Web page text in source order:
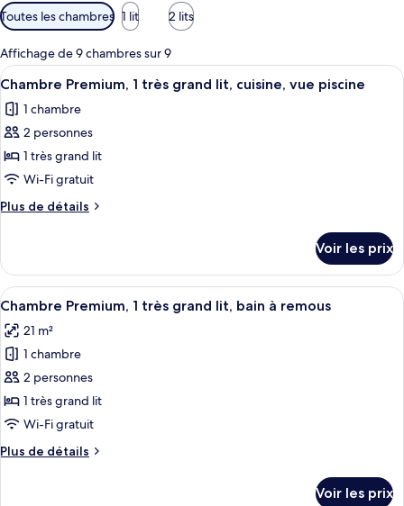
Filtres
disponibles
pour
les
chambres
Toutes les chambres 1 lit 2 lits
Affichage de 9 chambres sur 9
Afficher
toutes
les
photos
pour
ce
type
de
Chambre
Premium,
1
très
grand
lit,
cuisine,
vue
piscine
Une chambre d’hôtel avec un lit,
7
Chambre Premium, 1 très grand lit, cuisine, vue piscine
1 chambre
2 personnes
1 très grand lit
Wi-Fi gratuit
Plus de détails
Plus
le
type
de
Chambre
Premium,
très
grand
lit,
cuisine,
vue
Voir les prix
Afficher
toutes
les
photos
pour
ce
type
chambre :
Une personne dans un bain à
9
Chambre Premium, 1 très grand lit, bain à remous
21 m²
1 chambre
2 personnes
1 très grand lit
Wi-Fi gratuit
Plus de détails
Plus
Voir les prix